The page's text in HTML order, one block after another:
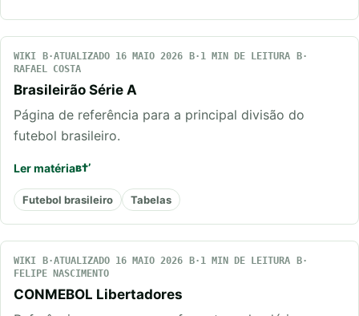
WIKI ATUALIZADO 16 MAIO 2026
1 MIN DE LEITURA
RAFAEL COSTA
Brasileirão Série A
Página de referência para a principal divisão do
futebol brasileiro.
Ler matéria
Futebol brasileiro Tabelas
WIKI ATUALIZADO 16 MAIO 2026
1 MIN DE LEITURA
FELIPE NASCIMENTO
CONMEBOL Libertadores